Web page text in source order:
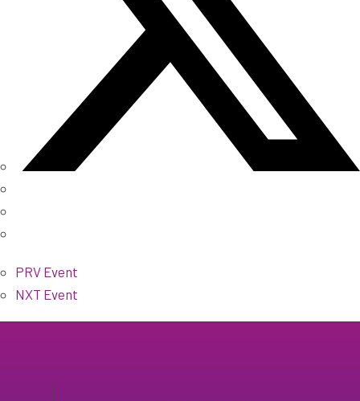
PRV Event
NXT Event